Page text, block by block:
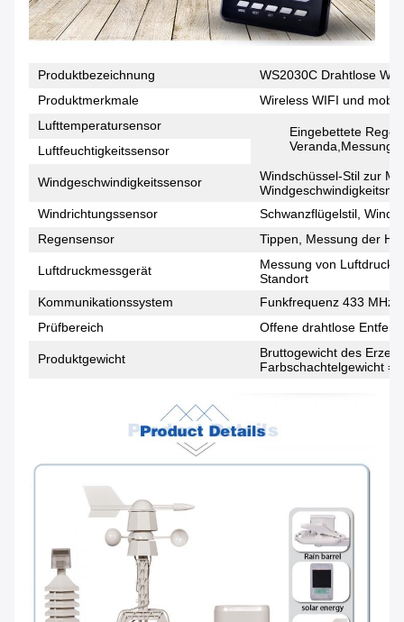
Produktbezeichnung
WS2030C Drahtlose
Produktmerkmale
Wireless WIFI und
Lufttemperatursensor
Eingebettete
Veranda,Messung
Luftfeuchtigkeitssensor
Windgeschwindigkeitssensor
Windschüssel-Stil zur
Windrichtungssensor
Schwanzflügelstil,
Regensensor
Tippen, Messung der
Luftdruckmessgerät
Messung von
Standort
Kommunikationssystem
Funkfrequenz 433 MHz
Prüfbereich
Offene drahtlose
Produktgewicht
Bruttogewicht des
Farbschachtelgewicht =